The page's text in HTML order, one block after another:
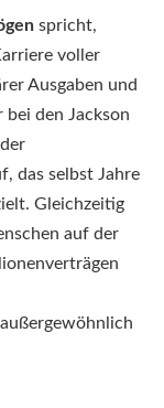
spricht,
voller
Ausgaben und
den Jackson
das selbst Jahre
Gleichzeitig
auf der